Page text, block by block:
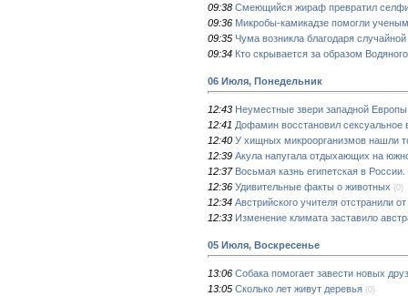
09:38 Смеющийся жираф превратил
09:36 Микробы-камикадзе помогли
09:35 Чума возникла благодаря
09:34 Кто скрывается за образом Водяного
06 Июля, Понедельник
12:43 Неуместные звери западной Европы
12:41 Дофамин восстановил
12:40 У хищных микроорганизмов нашли
12:39 Акула напугала отдыхающих на
12:37 Восьмая казнь египетская в
12:36 Удивительные факты о животных (0)
12:34 Австрийского учителя отстранили
12:33 Изменение климата заставило
05 Июля, Воскресенье
13:06 Собака помогает завести новых
13:05 Сколько лет живут деревья (0)